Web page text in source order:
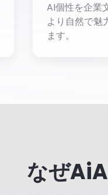
AI個性を企業
より自然で魅
ます。
なぜ